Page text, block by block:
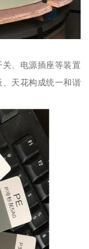
、电源插座等装置
天花构成统一和谐